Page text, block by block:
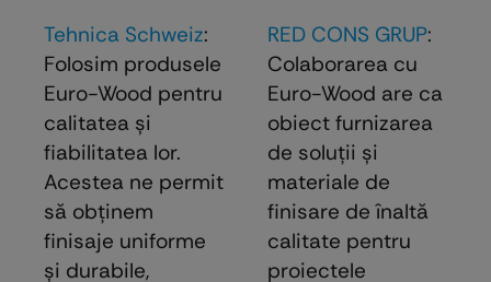
Tehnica Schweiz:
Folosim produsele
Euro-Wood pentru
calitatea și
fiabilitatea lor.
Acestea ne permit
să obținem
finisaje uniforme
și durabile,
RED CONS GRUP:
Colaborarea cu
Euro-Wood are ca
obiect furnizarea
de soluţii şi
materiale de
finisare de înaltă
calitate pentru
proiectele